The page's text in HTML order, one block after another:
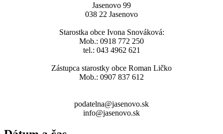
Jasenovo 99
038 22 Jasenovo
Starostka obce Ivona Snováková:
Mob.: 0918 772 250
tel.: 043 4962 621
Zástupca starostky obce Roman Ličko
Mob.: 0907 837 612
podatelna@jasenovo.sk
info@jasenovo.sk